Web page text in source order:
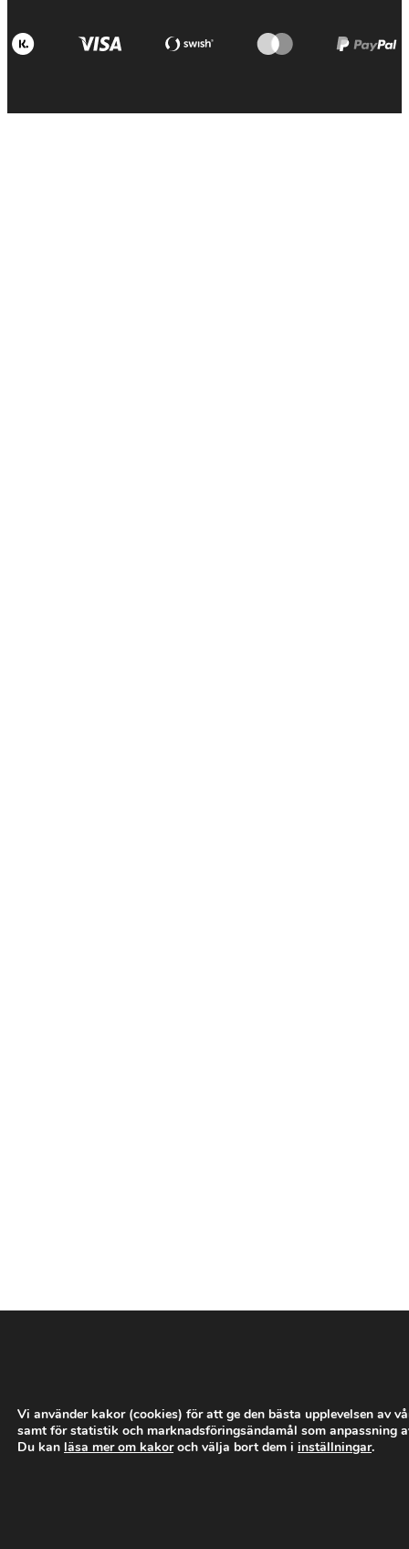
Vi använder kakor (cookies) för att ge den bästa upplevelsen av
samt för statistik och marknadsföringsändamål som anpassning
Du kan läsa mer om kakoroch välja bort dem i inställningar.